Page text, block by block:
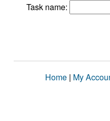
Task name:
Home | My